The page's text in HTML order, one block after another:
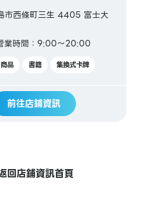
西條町三生 4405 富士大
業時間：9:00～20:00
商品 書籍 集換式卡牌
前往店鋪資訊
回店鋪資訊首頁